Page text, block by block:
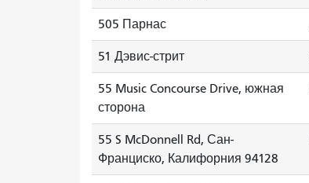
505 Парнас
51 Дэвис-стрит
55 Music Concourse Drive, южная
сторона
55 S McDonnell Rd, Сан-
Франциско, Калифорния 94128